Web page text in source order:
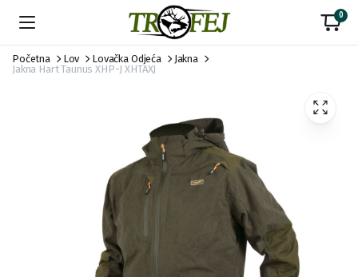
0
Početna Lov Lovačka Odjeća
Jakna
Jakna Hart Taunus XHP-J XHTAXJ